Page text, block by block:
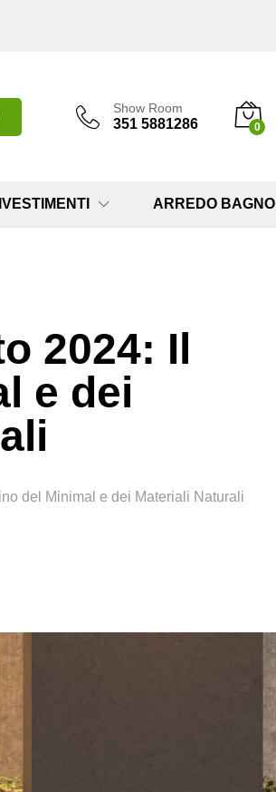
Show Room
351 5881286 0
ARREDO BAGNO
2024: Il
e dei
del Minimal e dei Materiali Naturali